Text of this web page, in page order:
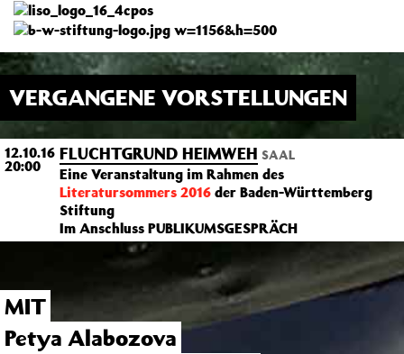
VERGANGENE VORSTELLUNGEN
12.10.16
20:00
FLUCHTGRUND HEIMWEH SAAL
Eine Veranstaltung im Rahmen des
Literatursommers 2016 der Baden-Württemberg
Stiftung
Im Anschluss PUBLIKUMSGESPRÄCH
MIT
Petya Alabozova